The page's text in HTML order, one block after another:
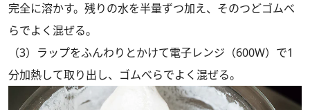
完全に溶かす。残りの水を半量ずつ加え、そのつどゴムべ
らでよく混ぜる。
（3）ラップをふんわりとかけて電子レンジ（600W）で1
分加熱して取り出し、ゴムべらでよく混ぜる。